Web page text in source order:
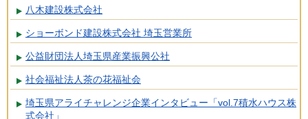
八木建設株式会社
ショーボンド建設株式会社 埼玉営業所
公益財団法人埼玉県産業振興公社
社会福祉法人茶の花福祉会
埼玉県アライチャレンジ企業インタビュー「vol.7積水ハウス株
式会社」